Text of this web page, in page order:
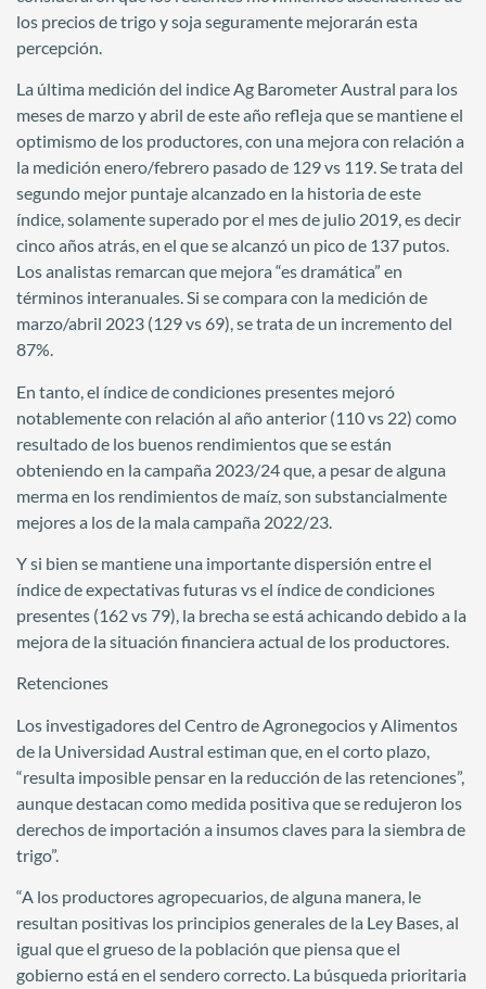
los precios de trigo y soja seguramente mejorarán esta
percepción.
La última medición del indice Ag Barometer Austral para los
meses de marzo y abril de este año refleja que se mantiene el
optimismo de los productores, con una mejora con relación a
la medición enero/febrero pasado de 129 vs 119. Se trata del
segundo mejor puntaje alcanzado en la historia de este
índice, solamente superado por el mes de julio 2019, es decir
cinco años atrás, en el que se alcanzó un pico de 137 putos.
Los analistas remarcan que mejora “es dramática” en
términos interanuales. Si se compara con la medición de
marzo/abril 2023 (129 vs 69), se trata de un incremento del
87%.
En tanto, el índice de condiciones presentes mejoró
notablemente con relación al año anterior (110 vs 22) como
resultado de los buenos rendimientos que se están
obteniendo en la campaña 2023/24 que, a pesar de alguna
merma en los rendimientos de maíz, son substancialmente
mejores a los de la mala campaña 2022/23.
Y si bien se mantiene una importante dispersión entre el
índice de expectativas futuras vs el índice de condiciones
presentes (162 vs 79), la brecha se está achicando debido a la
mejora de la situación financiera actual de los productores.
Retenciones
Los investigadores del Centro de Agronegocios y Alimentos
de la Universidad Austral estiman que, en el corto plazo,
“resulta imposible pensar en la reducción de las retenciones”,
aunque destacan como medida positiva que se redujeron los
derechos de importación a insumos claves para la siembra de
trigo”.
“A los productores agropecuarios, de alguna manera, le
resultan positivas los principios generales de la Ley Bases, al
igual que el grueso de la población que piensa que el
gobierno está en el sendero correcto. La búsqueda prioritaria